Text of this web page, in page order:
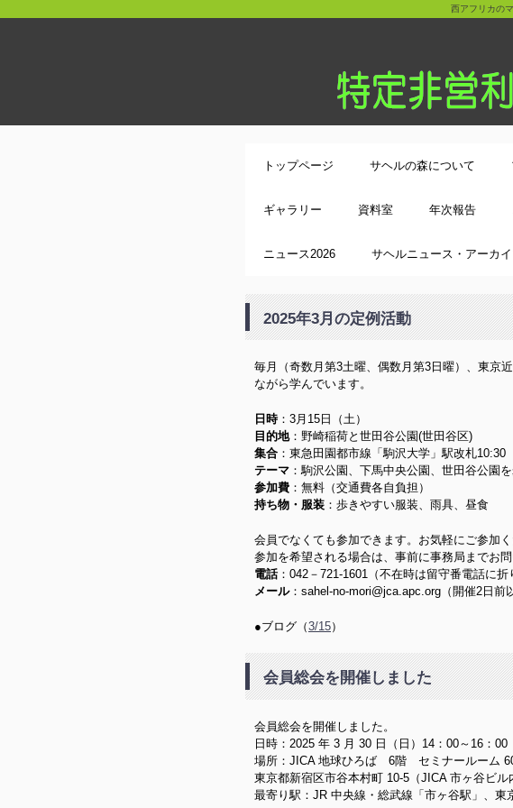
西アフリカの
トップページ サヘルの森について
ギャラリー 資料室 年次報告
ニュース2026 サヘルニュース・アーカイ
2025年3月の定例活動
毎月（奇数月第3土曜、偶数月第3日曜）、東京
ながら学んでいます。
日時：3月15日（土）
目的地：野崎稲荷と世田谷公園(世田谷区)
集合 ：東急田園都市線「駒沢大学」駅改札10:30
テーマ ：駒沢公園、下馬中央公園、世田谷公園を
参加費 ：無料（交通費各自負担）
持ち物・服装 ：歩きやすい服装、雨具、昼食
会員でなくても参加できます。お気軽にご参加く
参加を希望される場合は、事前に事務局までお問
電話：042－721-1601（不在時は留守番電話に
メール：sahel-no-mori@jca.apc.org（開催2日前
●ブログ（3/15）
会員総会を開催しました
会員総会を開催しました。
日時：2025 年 3 月 30 日（日）14：00～16：00
場所：JICA 地球ひろば 6階 セミナールーム
東京都新宿区市谷本村町 10-5（JICA 市ヶ谷ビル
最寄り駅：JR 中央線・総武線「市ヶ谷駅」、東